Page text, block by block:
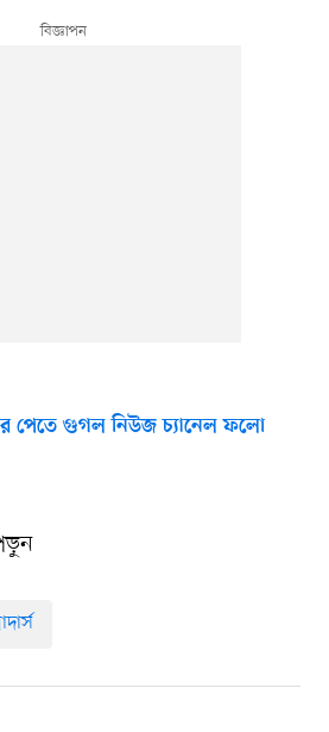
পেতে গুগল নিউজ চ্যানেল ফলো